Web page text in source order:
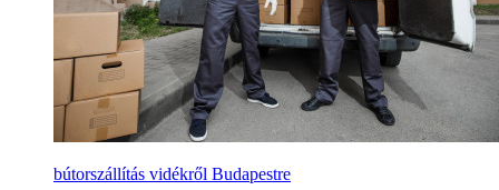
bútorszállítás vidékről Budapestre